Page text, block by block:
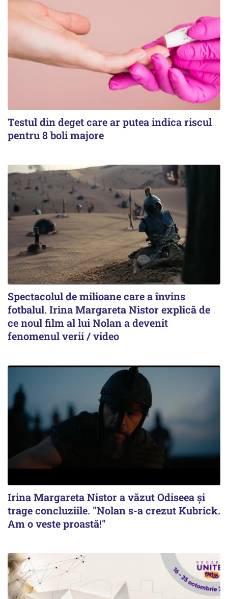
Testul din deget care ar putea indica riscul
pentru 8 boli majore
Spectacolul de milioane care a învins
fotbalul. Irina Margareta Nistor explică de
ce noul film al lui Nolan a devenit
fenomenul verii / video
Irina Margareta Nistor a văzut Odiseea şi
trage concluziile. "Nolan s-a crezut Kubrick.
Am o veste proastă!"